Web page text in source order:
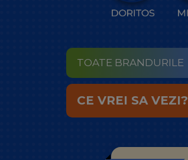
TOATE BRANDURILE
CE VREI SA VEZI?